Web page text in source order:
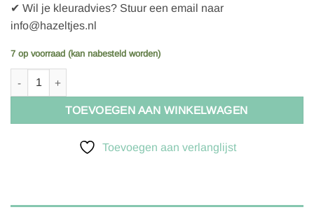
✔ Wil je kleuradvies? Stuur een email naar
info@hazeltjes.nl
7 op voorraad (kan nabesteld worden)
TOEVOEGEN AAN WINKELWAGEN
Toevoegen aan verlanglijst